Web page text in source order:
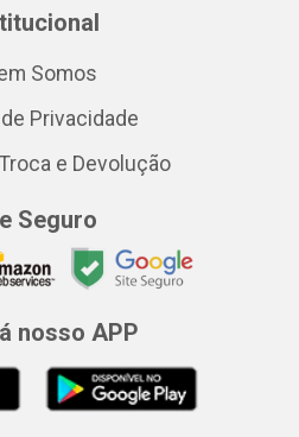
Somos
Privacidade
e Devolução
Seguro
nosso APP